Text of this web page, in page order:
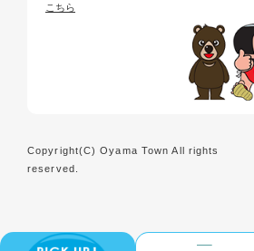
こちら
Copyright(C) Oyama Town All rights
reserved.